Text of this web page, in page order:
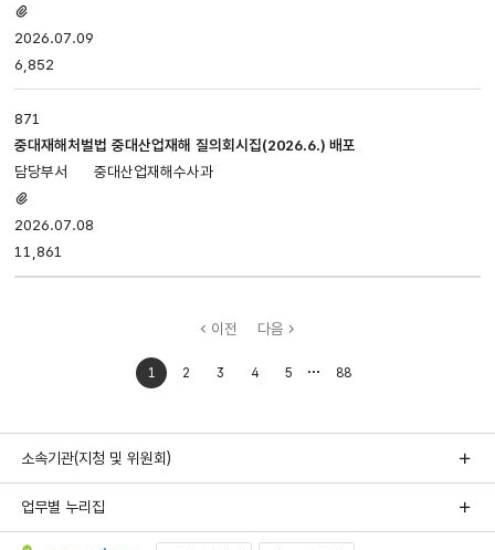
있음
2026.07.09
6,852
871
중대재해처벌법 중대산업재해 질의회시집(2026.6.) 배포
중대산업재해수사과
있음
2026.07.08
11,861
이전
처음으로
1 2 3 4 5
마지막으로
88
다음
소속기관(지청 및 위원회)
업무별 누리집